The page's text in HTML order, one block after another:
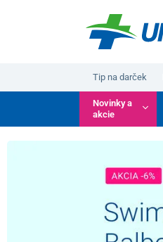
Tip na darček
Novinky a
akcie